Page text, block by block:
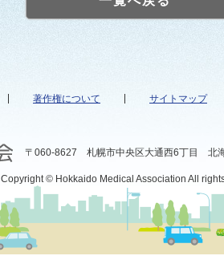
著作権について サイトマップ
〒060-8627 札幌市中央区大通西6丁目 北
Copyright © Hokkaido Medical Association All